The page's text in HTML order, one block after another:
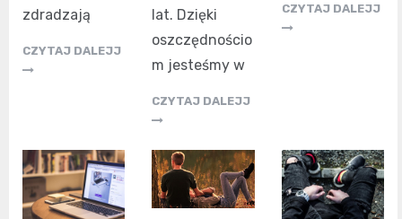
zdradzają
CZYTAJ DALEJJ
lat. Dzięki
oszczędnościo
m jesteśmy w
CZYTAJ DALEJJ
CZYTAJ DALEJJ